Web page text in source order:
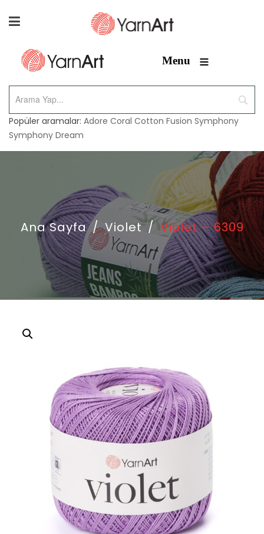
Menu ≡
Popüler aramalar: Adore Coral Cotton Fusion Symphony
Symphony Dream
Ana Sayfa / Violet / Violet – 6309